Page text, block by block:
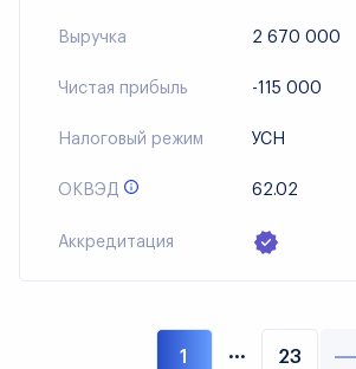
Выручка 2 670 000
Чистая прибыль -115 000
Налоговый режим УСН
ОКВЭД 62.02
Аккредитация
1 ··· 23